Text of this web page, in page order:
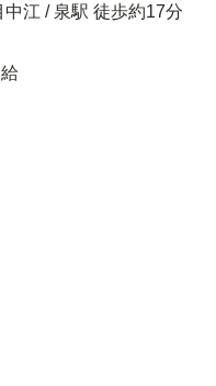
江 / 泉駅 徒歩約17分